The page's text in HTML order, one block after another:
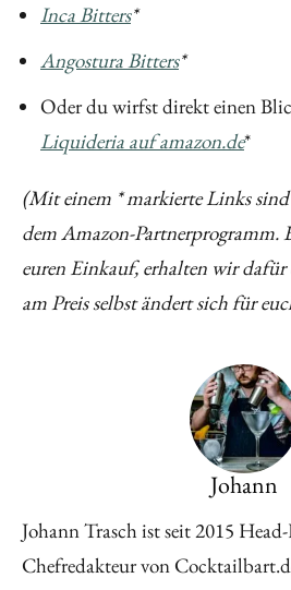
Inca Bitters*
Angostura Bitters*
Oder du wirfst direkt einen
Liquideria auf amazon.de*
(Mit einem * markierte Links
dem Amazon-Partnerprogramm.
euren Einkauf, erhalten wir dafür
am Preis selbst ändert sich für
Johann
Johann Trasch ist seit 2015
Chefredakteur von